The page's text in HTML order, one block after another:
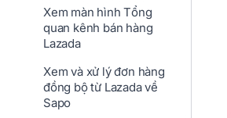
Xem màn hình Tổng
quan kênh bán hàng
Lazada
Xem và xử lý đơn hàng
đồng bộ từ Lazada về
Sapo